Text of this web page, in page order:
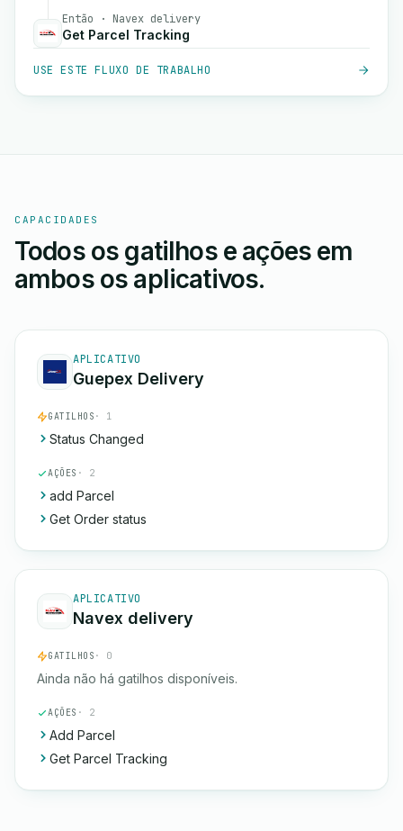
Então · Navex delivery
Get Parcel Tracking
USE ESTE FLUXO DE TRABALHO
CAPACIDADES
Todos os gatilhos e ações em
ambos os aplicativos.
APLICATIVO
Guepex Delivery
GATILHOS · 1
Status Changed
AÇÕES · 2
add Parcel
Get Order status
APLICATIVO
Navex delivery
GATILHOS · 0
Ainda não há gatilhos disponíveis.
AÇÕES · 2
Add Parcel
Get Parcel Tracking